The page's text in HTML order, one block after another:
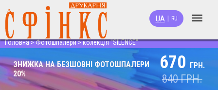
Toggle
UA RU
Головна>Фотошпалери>колекція "SILENCE"
ЗНИЖКА НА БЕЗШОВНІ ФОТОШПАЛЕРИ
20%
670 ГРН.
840ГРН.